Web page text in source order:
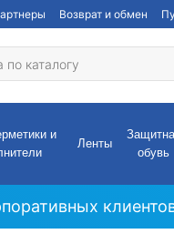
Возврат и обмен
и
Ленты
обувь